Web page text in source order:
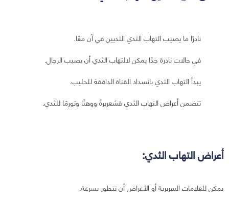
نادرًا ما يصيب التهاب الثدي الثديين في آن معًا.
في حالات نادرة جدًا يمكن لالتهاب الثدي أن يصيب الرجال.
يبدأ التهاب الثدي بانسداد القناة الدافقة للحليب.
تتضمن أعراض التهاب الثدي قشعريرةً ووهنًا وتورمًا للثدي.
أعراض التهاب الثدي:
يمكن للعلامات السريرية أو الأعراض أن تتطور بسرعة.